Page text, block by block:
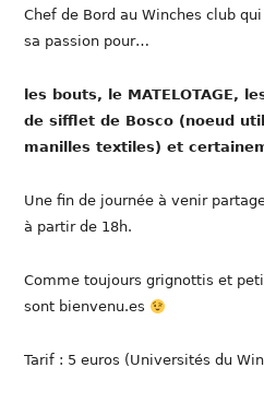
Chef de Bord au Winches club
sa passion pour…
les bouts, le MATELOTAGE,
de sifflet de Bosco (noeud
manilles textiles) et
Une fin de journée à venir
à partir de 18h.
Comme toujours grignottis et
sont bienvenu.es
Tarif : 5 euros (Universités du